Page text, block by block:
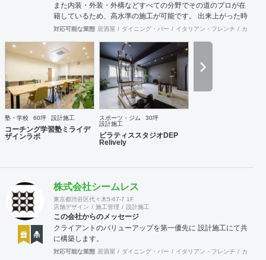
また内装・外装・外構などすべての分野でその道のプロが在
籍しているため、高水準の施工が可能です。 出来上がった時
に綺麗なのは当たり前！腕の良さは年数が経てば経つほど実
コミニケーション力に優れています。 お客様が安心してオー
プンできるようきめ細やかな対応を心がけています。
対応可能な業態 居酒屋 ダイニング・バー イタリアン・フレンチ カフェ
塾・学校 60坪 設計施工
コーチング学習塾ミライデ
ザインラボ
スポーツ・ジム
30坪
設計施工
ピラティススタジオDEP
Relively
株式会社シームレス
東京都渋谷区代々木5-67-7 1F
店舗デザイン
施工管理 設計施工
この会社からのメッセージ
クライアントのバリューアップを第一優先に 設計施工にて共
に構築します。
対応可能な業態 居酒屋 ダイニング・バー イタリアン・フレンチ カフェ